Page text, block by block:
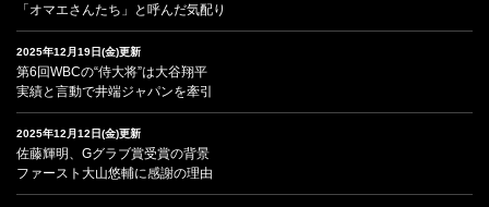
「オマエさんたち」と呼んだ気配り
2025年12月19日(金)更新
第6回WBCの“侍大将”は大谷翔平
実績と言動で井端ジャパンを牽引
2025年12月12日(金)更新
佐藤輝明、Gグラブ賞受賞の背景
ファースト大山悠輔に感謝の理由